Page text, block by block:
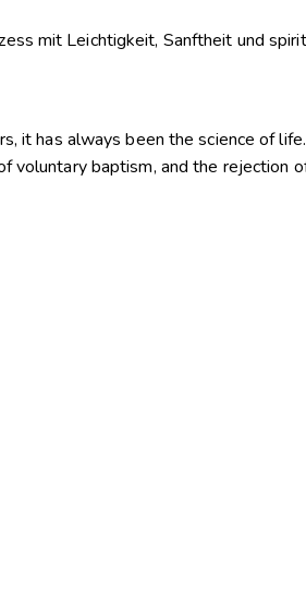
mit Leichtigkeit, Sanftheit und
it has always been the science of
voluntary baptism, and the rejection